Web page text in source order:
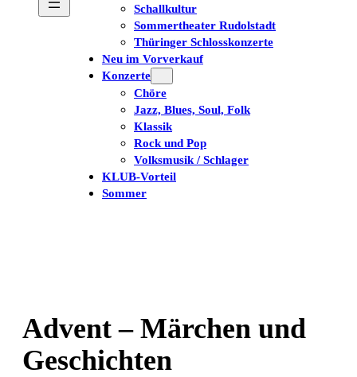
Schallkultur
Sommertheater Rudolstadt
Thüringer Schlosskonzerte
Neu im Vorverkauf
Konzerte
Chöre
Jazz, Blues, Soul, Folk
Klassik
Rock und Pop
Volksmusik / Schlager
KLUB-Vorteil
Sommer
Advent – Märchen und
Geschichten